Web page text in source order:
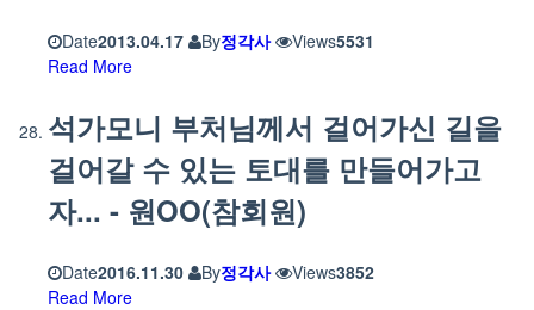
Date2013.04.17 By정각사 Views5531
Read More
석가모니 부처님께서 걸어가신 길을
걸어갈 수 있는 토대를 만들어가고
자... - 원OO(참회원)
Date2016.11.30 By정각사 Views3852
Read More